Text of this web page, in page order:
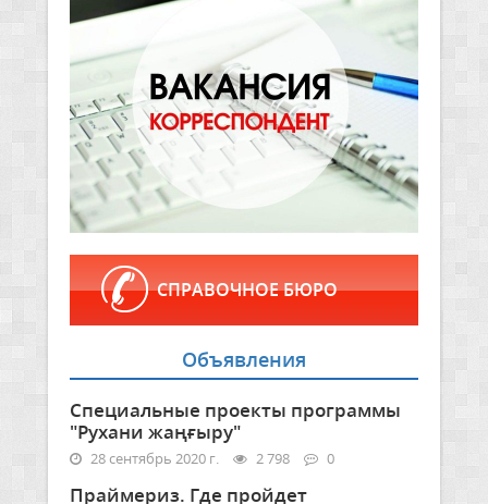
СПРАВОЧНОЕ БЮРО
Объявления
Специальные проекты программы
"Рухани жаңғыру"
28 сентябрь 2020 г. 2 798 0
Праймериз. Где пройдет